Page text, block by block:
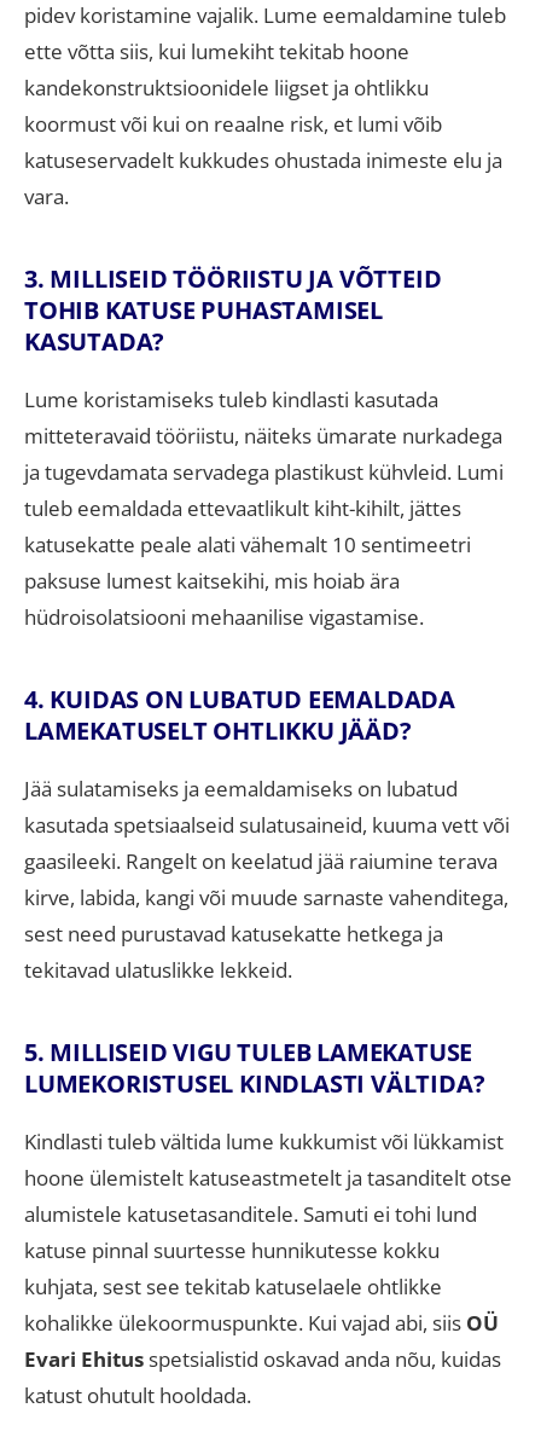
pidev koristamine vajalik. Lume eemaldamine tuleb
ette võtta siis, kui lumekiht tekitab hoone
kandekonstruktsioonidele liigset ja ohtlikku
koormust või kui on reaalne risk, et lumi võib
katuseservadelt kukkudes ohustada inimeste elu ja
vara.
3. MILLISEID TÖÖRIISTU JA VÕTTEID
TOHIB KATUSE PUHASTAMISEL
KASUTADA?
Lume koristamiseks tuleb kindlasti kasutada
mitteteravaid tööriistu, näiteks ümarate nurkadega
ja tugevdamata servadega plastikust kühvleid. Lumi
tuleb eemaldada ettevaatlikult kiht-kihilt, jättes
katusekatte peale alati vähemalt 10 sentimeetri
paksuse lumest kaitsekihi, mis hoiab ära
hüdroisolatsiooni mehaanilise vigastamise.
4. KUIDAS ON LUBATUD EEMALDADA
LAMEKATUSELT OHTLIKKU JÄÄD?
Jää sulatamiseks ja eemaldamiseks on lubatud
kasutada spetsiaalseid sulatusaineid, kuuma vett või
gaasileeki. Rangelt on keelatud jää raiumine terava
kirve, labida, kangi või muude sarnaste vahenditega,
sest need purustavad katusekatte hetkega ja
tekitavad ulatuslikke lekkeid.
5. MILLISEID VIGU TULEB LAMEKATUSE
LUMEKORISTUSEL KINDLASTI VÄLTIDA?
Kindlasti tuleb vältida lume kukkumist või lükkamist
hoone ülemistelt katuseastmetelt ja tasanditelt otse
alumistele katusetasanditele. Samuti ei tohi lund
katuse pinnal suurtesse hunnikutesse kokku
kuhjata, sest see tekitab katuselaele ohtlikke
kohalikke ülekoormuspunkte. Kui vajad abi, siis OÜ
Evari Ehitusspetsialistid oskavad anda nõu, kuidas
katust ohutult hooldada.